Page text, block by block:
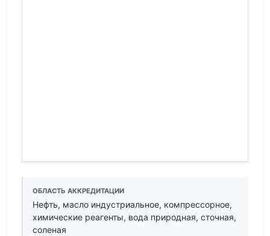
ОБЛАСТЬ АККРЕДИТАЦИИ
Нефть, масло индустриальное, компрессорное,
химические реагенты, вода природная, сточная,
соленая